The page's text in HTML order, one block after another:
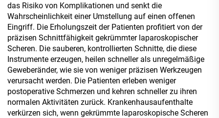
das Risiko von Komplikationen und senkt die
Wahrscheinlichkeit einer Umstellung auf einen offenen
Eingriff. Die Erholungszeit der Patienten profitiert von der
präzisen Schnittfähigkeit gekrümmter laparoskopischer
Scheren. Die sauberen, kontrollierten Schnitte, die diese
Instrumente erzeugen, heilen schneller als unregelmäßige
Geweberänder, wie sie von weniger präzisen Werkzeugen
verursacht werden. Die Patienten erleben weniger
postoperative Schmerzen und kehren schneller zu ihren
normalen Aktivitäten zurück. Krankenhausaufenthalte
verkürzen sich, wenn gekrümmte laparoskopische Scheren